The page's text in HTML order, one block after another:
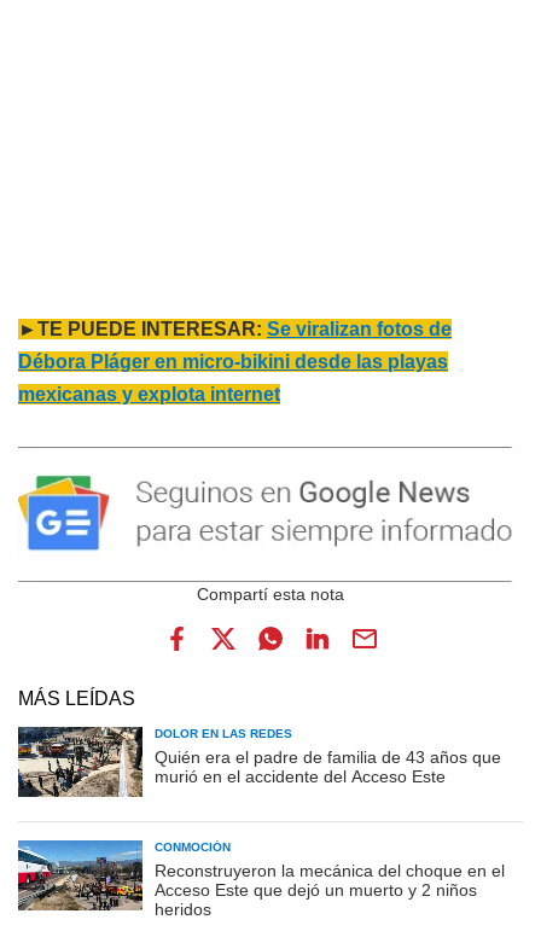
►TE PUEDE INTERESAR: Se viralizan fotos de
Débora Pláger en micro-bikini desde las playas
mexicanas y explota internet
MÁS LEÍDAS
DOLOR EN LAS REDES
Quién era el padre de familia de 43 años que
murió en el accidente del Acceso Este
CONMOCIÓN
Reconstruyeron la mecánica del choque en el
Acceso Este que dejó un muerto y 2 niños
heridos